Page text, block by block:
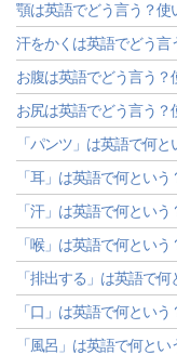
顎は英語でどう言う？使
汗をかくは英語でどう言
お腹は英語でどう言う？
お尻は英語でどう言う？
「パンツ」は英語で何
「耳」は英語で何という
「汗」は英語で何という
「喉」は英語で何という
「排出する」は英語で
「口」は英語で何という
「風呂」は英語で何と